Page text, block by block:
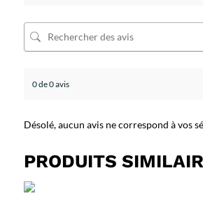
0 de 0 avis
Désolé, aucun avis ne correspond à vos
PRODUITS